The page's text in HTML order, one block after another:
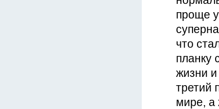
проще
что
планку
жизни и
третий
мире, а